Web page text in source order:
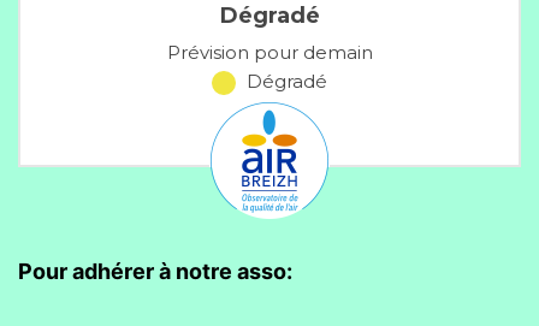
Pour adhérer à notre asso: